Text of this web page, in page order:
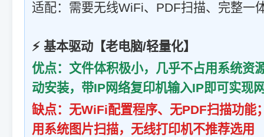
适配：需要无线WiFi、PDF扫描、完整一
⚡ 基本驱动【老电脑/轻量化】
优点：文件体积极小，几乎不占用系统资
动安装，带IP网络复印机输入IP即可实现
缺点：无WiFi配置程序、无PDF扫描功能
用系统图片扫描，无线打印机不推荐选用